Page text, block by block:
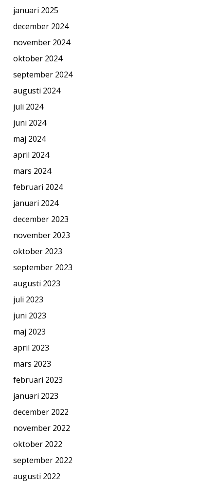
januari 2025
december 2024
november 2024
oktober 2024
september 2024
augusti 2024
juli 2024
juni 2024
maj 2024
april 2024
mars 2024
februari 2024
januari 2024
december 2023
november 2023
oktober 2023
september 2023
augusti 2023
juli 2023
juni 2023
maj 2023
april 2023
mars 2023
februari 2023
januari 2023
december 2022
november 2022
oktober 2022
september 2022
augusti 2022